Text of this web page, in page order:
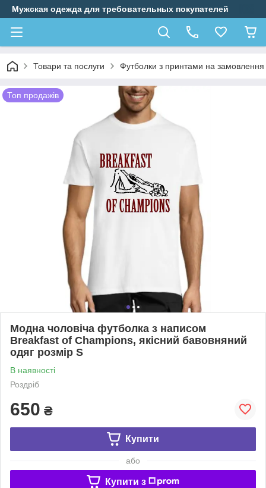
Мужская одежда для требовательных покупателей
Товари та послуги Футболки з принтами на замовлення
Топ продажів
Модна чоловіча футболка з написом
Breakfast of Champions, якісний бавовняний
одяг розмір S
В наявності
Роздріб
650 ₴
Купити
або
Купити з